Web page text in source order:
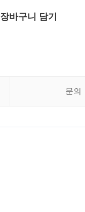
장바구니 담기
문의